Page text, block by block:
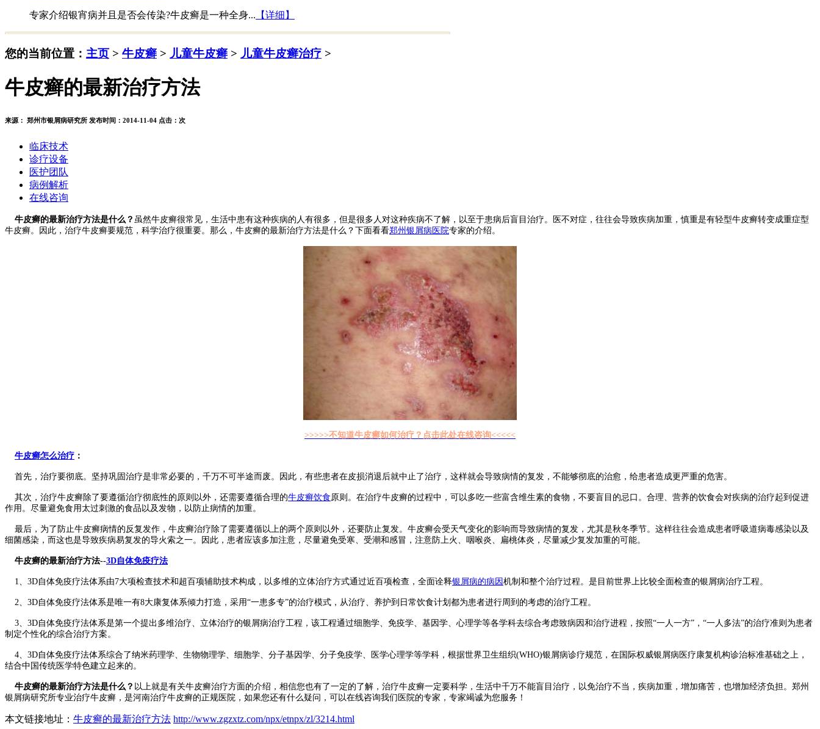
专家介绍银宵病并且是否会传染?牛皮癣是一种全身... 【详细】
您的当前位置： 主页 > 牛皮癣 > 儿童牛皮癣 > 儿童牛皮癣治疗 >
牛皮癣的最新治疗方法
来源： 郑州市银屑病研究所 发布时间：2014-11-04 点击： 次
临床技术
诊疗设备
医护团队
病例解析
在线咨询
牛皮癣的最新治疗方法是什么？ 虽然牛皮癣很常见，生活中患有这种疾病的人有很多，但是很多人对这种疾病不了解，以至于患病后盲目治疗。医不对症，往往会导致疾病加重，慎重是有轻型牛皮癣转变成重症型
牛皮癣。因此，治疗牛皮癣要规范，科学治疗很重要。那么，牛皮癣的最新治疗方法是什么？下面看看郑州银屑病医院专家的介绍。
>>>>>不知道牛皮癣如何治疗？点击此处在线咨询<<<<<
牛皮癣怎么治疗 ：
首先，治疗要彻底。坚持巩固治疗是非常必要的，千万不可半途而废。因此，有些患者在皮损消退后就中止了治疗，这样就会导致病情的复发，不能够彻底的治愈，给患者造成更严重的危害。
其次，治疗牛皮癣除了要遵循治疗彻底性的原则以外，还需要遵循合理的牛皮癣饮食原则。在治疗牛皮癣的过程中，可以多吃一些富含维生素的食物，不要盲目的忌口。合理、营养的饮食会对疾病的治疗起到促进
作用。尽量避免食用太过刺激的食品以及发物，以防止病情的加重。
最后，为了防止牛皮癣病情的反复发作，牛皮癣治疗除了需要遵循以上的两个原则以外，还要防止复发。牛皮癣会受天气变化的影响而导致病情的复发，尤其是秋冬季节。这样往往会造成患者呼吸道病毒感染以及
细菌感染，而这也是导致疾病易复发的导火索之一。因此，患者应该多加注意，尽量避免受寒、受潮和感冒，注意防上火、咽喉炎、扁桃体炎，尽量减少复发加重的可能。
牛皮癣的最新治疗方法--3D自体免疫疗法
1、3D自体免疫疗法体系由7大项检查技术和超百项辅助技术构成，以多维的立体治疗方式通过近百项检查，全面诠释银屑病的病因机制和整个治疗过程。是目前世界上比较全面检查的银屑病治疗工程。
2、3D自体免疫疗法体系是唯一有8大康复体系倾力打造，采用“一患多专”的治疗模式，从治疗、养护到日常饮食计划都为患者进行周到的考虑的治疗工程。
3、3D自体免疫疗法体系是第一个提出多维治疗、立体治疗的银屑病治疗工程，该工程通过细胞学、免疫学、基因学、心理学等各学科去综合考虑致病因和治疗进程，按照“一人一方”，“一人多法”的治疗准则为患者
制定个性化的综合治疗方案。
4、3D自体免疫疗法体系综合了纳米药理学、生物物理学、细胞学、分子基因学、分子免疫学、医学心理学等学科，根据世界卫生组织(WHO)银屑病诊疗规范，在国际权威银屑病医疗康复机构诊治标准基础之上，
结合中国传统医学特色建立起来的。
牛皮癣的最新治疗方法是什么？ 以上就是有关牛皮癣治疗方面的介绍，相信您也有了一定的了解，治疗牛皮癣一定要科学，生活中千万不能盲目治疗，以免治疗不当，疾病加重，增加痛苦，也增加经济负担。郑州
银屑病研究所专业治疗牛皮癣，是河南治疗牛皮癣的正规医院，如果您还有什么疑问，可以在线咨询我们医院的专家，专家竭诚为您服务！
本文链接地址： 牛皮癣的最新治疗方法 http://www.zgzxtz.com/npx/etnpx/zl/3214.html